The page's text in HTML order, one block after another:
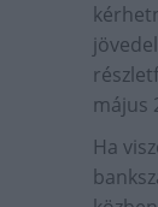
május
Ha